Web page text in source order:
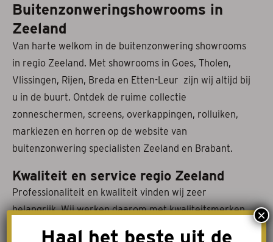
Buitenzonweringshowrooms in
Zeeland
Van harte welkom in de buitenzonwering showrooms
in regio Zeeland. Met showrooms in Goes, Tholen,
Vlissingen, Rijen, Breda en Etten-Leur zijn wij altijd bij
u in de buurt. Ontdek de ruime collectie
zonneschermen, screens, overkappingen, rolluiken,
markiezen en horren op de website van
buitenzonwering specialisten Zeeland en Brabant.
Kwaliteit en service regio Zeeland
Professionaliteit en kwaliteit vinden wij zeer
belangrijk. Wij werken daarom met kwaliteitsmerken.
Ook leveren wij kwaliteit en service omdat wij werken
Haal het beste uit de
×